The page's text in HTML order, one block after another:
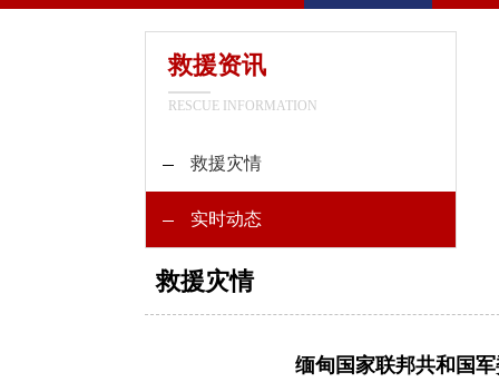
救援资讯
RESCUE INFORMATION
救援灾情
实时动态
救援灾情
缅甸国家联邦共和国